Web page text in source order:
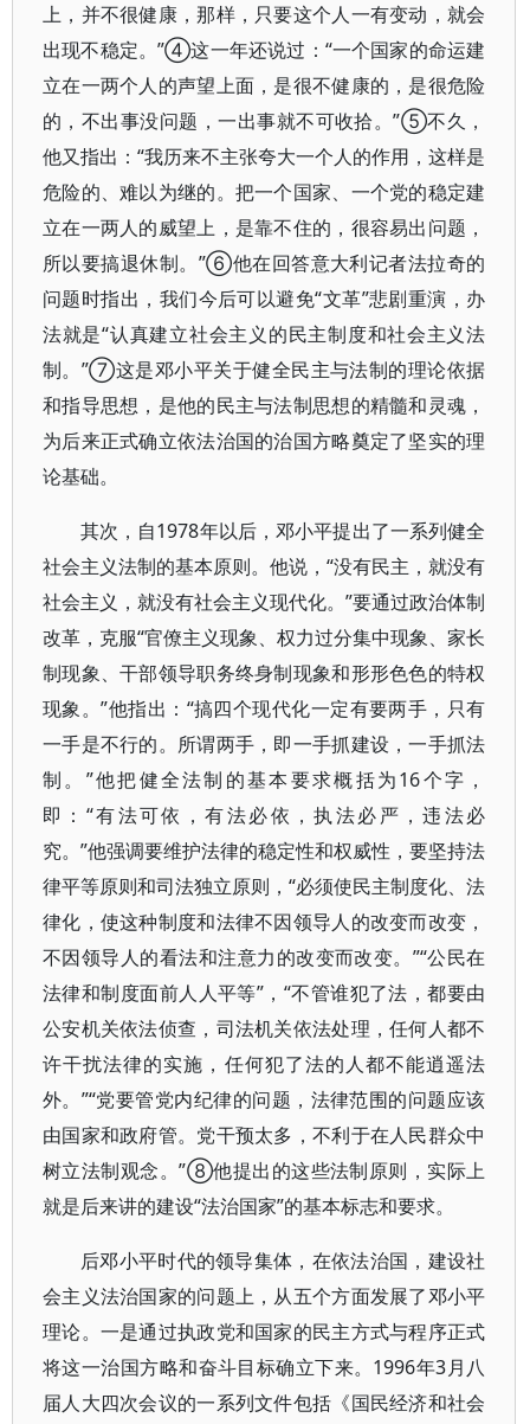
上，并不很健康，那样，只要这个人一有变动，就会
出现不稳定。”④这一年还说过：“一个国家的命运建
立在一两个人的声望上面，是很不健康的，是很危险
的，不出事没问题，一出事就不可收拾。”⑤不久，
他又指出：“我历来不主张夸大一个人的作用，这样是
危险的、难以为继的。把一个国家、一个党的稳定建
立在一两人的威望上，是靠不住的，很容易出问题，
所以要搞退休制。”⑥他在回答意大利记者法拉奇的
问题时指出，我们今后可以避免“文革”悲剧重演，办
法就是“认真建立社会主义的民主制度和社会主义法
制。”⑦这是邓小平关于健全民主与法制的理论依据
和指导思想，是他的民主与法制思想的精髓和灵魂，
为后来正式确立依法治国的治国方略奠定了坚实的理
论基础。
其次，自1978年以后，邓小平提出了一系列健全
社会主义法制的基本原则。他说，“没有民主，就没有
社会主义，就没有社会主义现代化。”要通过政治体制
改革，克服“官僚主义现象、权力过分集中现象、家长
制现象、干部领导职务终身制现象和形形色色的特权
现象。”他指出：“搞四个现代化一定有要两手，只有
一手是不行的。所谓两手，即一手抓建设，一手抓法
制。”他把健全法制的基本要求概括为16个字，
即：“有法可依，有法必依，执法必严，违法必
究。”他强调要维护法律的稳定性和权威性，要坚持法
律平等原则和司法独立原则，“必须使民主制度化、法
律化，使这种制度和法律不因领导人的改变而改变，
不因领导人的看法和注意力的改变而改变。”“公民在
法律和制度面前人人平等”，“不管谁犯了法，都要由
公安机关依法侦查，司法机关依法处理，任何人都不
许干扰法律的实施，任何犯了法的人都不能逍遥法
外。”“党要管党内纪律的问题，法律范围的问题应该
由国家和政府管。党干预太多，不利于在人民群众中
树立法制观念。”⑧他提出的这些法制原则，实际上
就是后来讲的建设“法治国家”的基本标志和要求。
后邓小平时代的领导集体，在依法治国，建设社
会主义法治国家的问题上，从五个方面发展了邓小平
理论。一是通过执政党和国家的民主方式与程序正式
将这一治国方略和奋斗目标确立下来。1996年3月八
届人大四次会议的一系列文件包括《国民经济和社会